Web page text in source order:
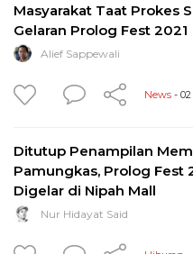
Masyarakat Taat Prokes
Gelaran Prolog Fest 2021
Alief Sappewali
News -
Ditutup Penampilan
Pamungkas, Prolog Fest
Digelar di Nipah Mall
Nur Hidayat Said